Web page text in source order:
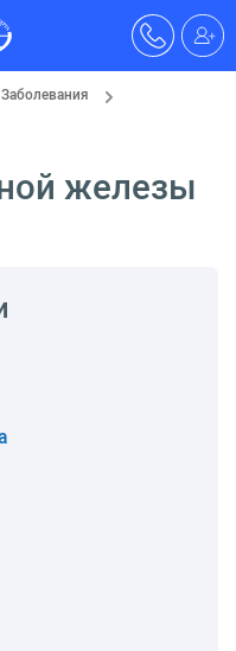
Заболевания
железы